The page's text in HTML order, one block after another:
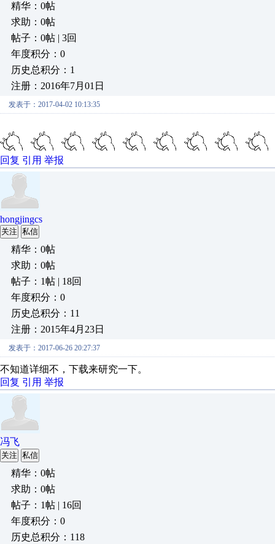
精华：0帖
求助：0帖
帖子：0帖 | 3回
年度积分：0
历史总积分：1
注册：2016年7月01日
发表于：2017-04-02 10:13:35
回复 引用 举报
hongjingcs
关注 私信
精华：0帖
求助：0帖
帖子：1帖 | 18回
年度积分：0
历史总积分：11
注册：2015年4月23日
发表于：2017-06-26 20:27:37
不知道详细不，下载来研究一下。
回复 引用 举报
冯飞
关注 私信
精华：0帖
求助：0帖
帖子：1帖 | 16回
年度积分：0
历史总积分：118